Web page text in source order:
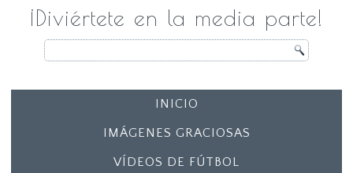
¡Diviértete en la media parte!
INICIO
IMÁGENES GRACIOSAS
VÍDEOS DE FÚTBOL